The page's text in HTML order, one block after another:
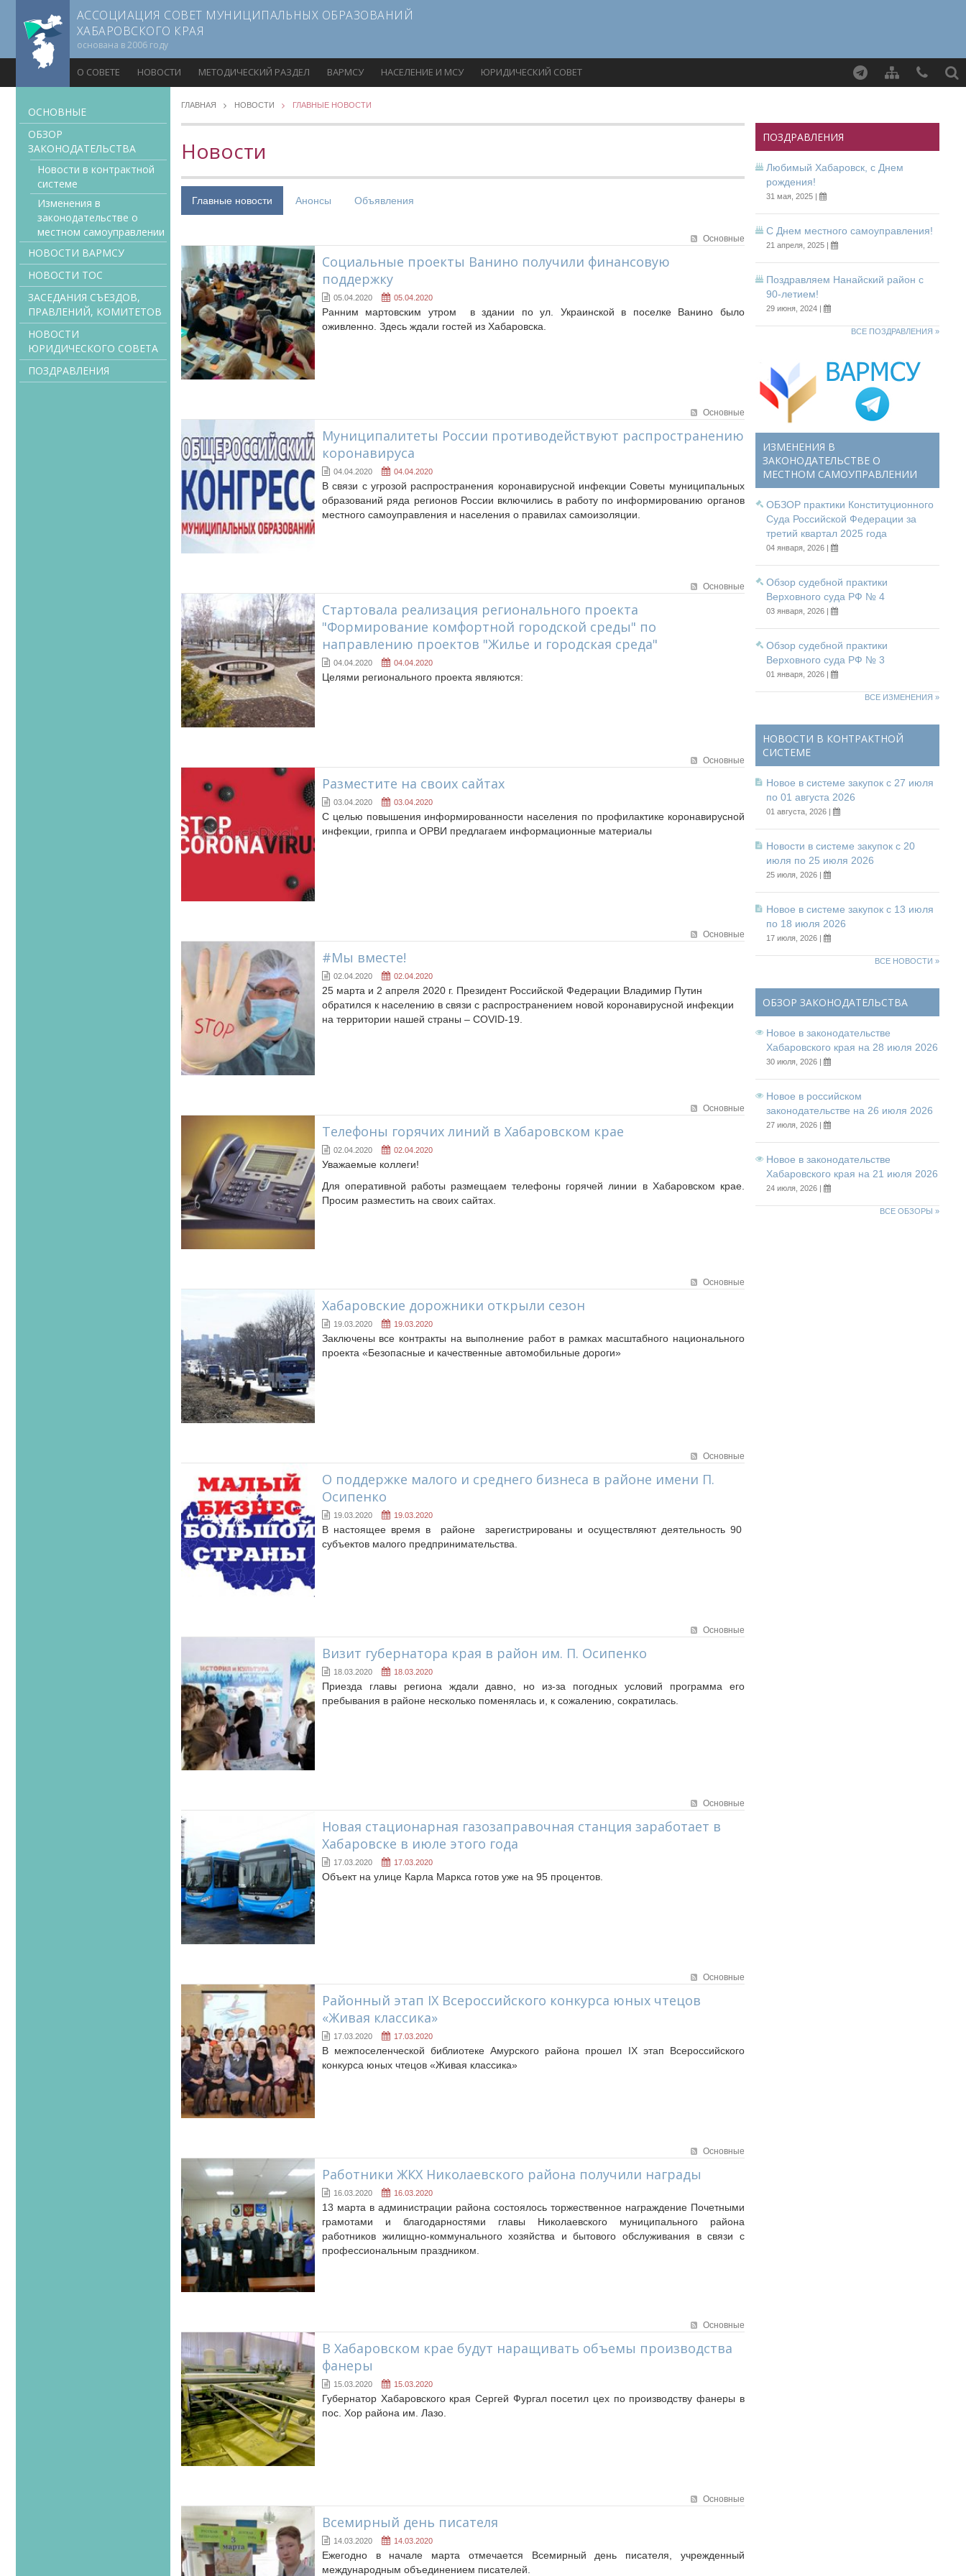
АССОЦИАЦИЯ СОВЕТ МУНИЦИПАЛЬНЫХ ОБРАЗОВАНИЙ
ХАБАРОВСКОГО КРАЯ
основана в 2006 году
О СОВЕТЕ НОВОСТИ МЕТОДИЧЕСКИЙ РАЗДЕЛ ВАРМСУ НАСЕЛЕНИЕ И МСУ ЮРИДИЧЕСКИЙ СОВЕТ
ОСНОВНЫЕ
ОБЗОР
ЗАКОНОДАТЕЛЬСТВА
Новости в контрактной
системе
Изменения в
законодательстве о
местном самоуправлении
НОВОСТИ ВАРМСУ
НОВОСТИ ТОС
ЗАСЕДАНИЯ СЪЕЗДОВ,
ПРАВЛЕНИЙ, КОМИТЕТОВ
НОВОСТИ
ЮРИДИЧЕСКОГО СОВЕТА
ПОЗДРАВЛЕНИЯ
ГЛАВНАЯ НОВОСТИ ГЛАВНЫЕ НОВОСТИ
Новости
Главные новости Анонсы Объявления
Основные
Социальные проекты Ванино получили финансовую
поддержку
05.04.2020 05.04.2020
Ранним мартовским утром в здании по ул. Украинской в поселке Ванино было
оживленно. Здесь ждали гостей из Хабаровска.
Основные
Муниципалитеты России противодействуют распространению
коронaвируса
04.04.2020 04.04.2020
В связи с угрозой распространения коронавирусной инфекции Советы муниципальных
образований ряда регионов России включились в работу по информированию органов
местного самоуправления и населения о правилах самоизоляции.
Основные
Cтартовала реализация регионального проекта
"Формирование комфортной городской среды" по
направлению проектов "Жилье и городская среда"
04.04.2020 04.04.2020
Целями регионального проекта являются:
Основные
Разместите на своих сайтах
03.04.2020 03.04.2020
С целью повышения информированности населения по профилактике коронавирусной
инфекции, гриппа и ОРВИ предлагаем информационные материалы
Основные
#Мы вместе!
02.04.2020 02.04.2020
25 марта и 2 апреля 2020 г. Президент Российской Федерации Владимир Путин
обратился к населению в связи с распространением новой коронавирусной инфекции
на территории нашей страны – COVID-19.
Основные
Телефоны горячих линий в Хабаровском крае
02.04.2020 02.04.2020
Уважаемые коллеги!
Для оперативной работы размещаем телефоны горячей линии в Хабаровском крае.
Просим разместить на своих сайтах.
Основные
Хабаровские дорожники открыли сезон
19.03.2020 19.03.2020
Заключены все контракты на выполнение работ в рамках масштабного национального
проекта «Безопасные и качественные автомобильные дороги»
Основные
О поддержке малого и среднего бизнеса в районе имени П.
Осипенко
19.03.2020 19.03.2020
В настоящее время в районе зарегистрированы и осуществляют деятельность 90
субъектов малого предпринимательства.
Основные
Визит губернатора края в район им. П. Осипенко
18.03.2020 18.03.2020
Приезда главы региона ждали давно, но из-за погодных условий программа его
пребывания в районе несколько поменялась и, к сожалению, сократилась.
Основные
Новая стационарная газозаправочная станция заработает в
Хабаровске в июле этого года
17.03.2020 17.03.2020
Объект на улице Карла Маркса готов уже на 95 процентов.
Основные
Pайонный этап IX Всероссийского конкурса юных чтецов
«Живая классика»
17.03.2020 17.03.2020
В межпоселенческой библиотеке Амурского района прошел IX этап Всероссийского
конкурса юных чтецов «Живая классика»
Основные
Работники ЖКХ Николаевского района получили награды
16.03.2020 16.03.2020
13 марта в администрации района состоялось торжественное награждение Почетными
грамотами и благодарностями главы Николаевского муниципального района
работников жилищно-коммунального хозяйства и бытового обслуживания в связи с
профессиональным праздником.
Основные
В Хабаровском крае будут наращивать объемы производства
фанеры
15.03.2020 15.03.2020
Губернатор Хабаровского края Сергей Фургал посетил цех по производству фанеры в
пос. Хор района им. Лазо.
Основные
Всемирный день писателя
14.03.2020 14.03.2020
Ежегодно в начале марта отмечается Всемирный день писателя, учрежденный
международным объединением писателей.
ПОЗДРАВЛЕНИЯ
Любимый Хабаровск, с Днем
рождения!
31 мая, 2025 |
С Днем местного самоуправления!
21 апреля, 2025 |
Поздравляем Нанайский район с
90-летием!
29 июня, 2024 |
ВСЕ ПОЗДРАВЛЕНИЯ »
ИЗМЕНЕНИЯ В
ЗАКОНОДАТЕЛЬСТВЕ О
МЕСТНОМ САМОУПРАВЛЕНИИ
ОБЗОР практики Конституционного
Суда Российской Федерации за
третий квартал 2025 года
04 января, 2026 |
Обзор судебной практики
Верховного суда РФ № 4
03 января, 2026 |
Обзор судебной практики
Верховного суда РФ № 3
01 января, 2026 |
ВСЕ ИЗМЕНЕНИЯ »
НОВОСТИ В КОНТРАКТНОЙ
СИСТЕМЕ
Новое в системе закупок с 27 июля
по 01 августа 2026
01 августа, 2026 |
Новости в системе закупок с 20
июля по 25 июля 2026
25 июля, 2026 |
Новое в системе закупок с 13 июля
по 18 июля 2026
17 июля, 2026 |
ВСЕ НОВОСТИ »
ОБЗОР ЗАКОНОДАТЕЛЬСТВА
Новое в законодательстве
Хабаровского края на 28 июля 2026
30 июля, 2026 |
Новое в российском
законодательстве на 26 июля 2026
27 июля, 2026 |
Новое в законодательстве
Хабаровского края на 21 июля 2026
24 июля, 2026 |
ВСЕ ОБЗОРЫ »